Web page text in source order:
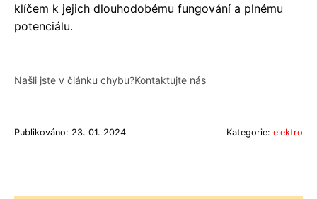
klíčem k jejich dlouhodobému fungování a plnému
potenciálu.
Našli jste v článku chybu?Kontaktujte nás
Publikováno: 23. 01. 2024 Kategorie: elektro